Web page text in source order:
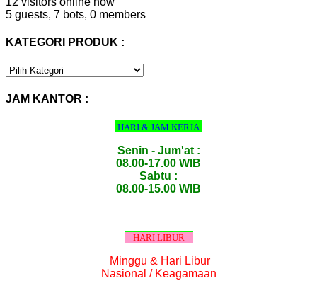
5 guests, 7 bots, 0 members
KATEGORI PRODUK :
KATEGORI
JAM KANTOR :
HARI & JAM KERJA
Senin - Jum'at :
08.00-17.00 WIB
Sabtu :
08.00-15.00 WIB
HARI LIBUR
Minggu & Hari Libur
Nasional / Keagamaan